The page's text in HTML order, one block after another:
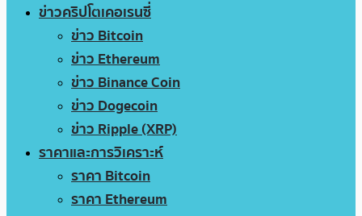
ข่าวคริปโตเคอเรนซี่
ข่าว Bitcoin
ข่าว Ethereum
ข่าว Binance Coin
ข่าว Dogecoin
ข่าว Ripple (XRP)
ราคาและการวิเคราะห์
ราคา Bitcoin
ราคา Ethereum